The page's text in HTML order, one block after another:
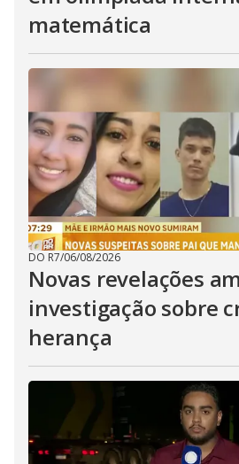
matemática
DO R7/06/08/2026
Novas revelações
investigação sobre
herança